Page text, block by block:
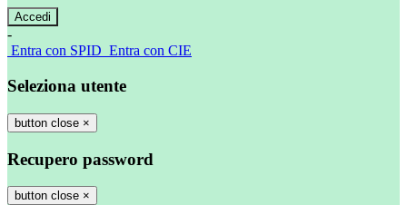
-
Entra con SPID Entra con CIE
Seleziona utente
button close ×
Recupero password
button close ×